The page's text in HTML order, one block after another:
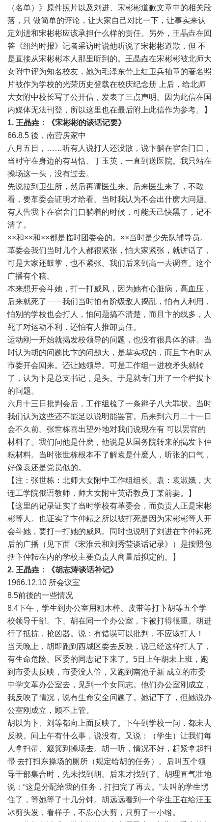
（名单）》原件照片以及刘进、宋彬彬道歉文章中的相关段
落，只 做简单的评论，让大家自己对比一下，让事实来认
定刘进和宋彬彬应该承担什么样的责任。另外，王晶垚在回
答《纽约时报》记者采访时说他听说了宋彬彬道歉，但 不
是直接从宋彬彬本人那里听到的。王晶垚在宋彬彬被北师大
女附中评为知名校友，她为毛泽东带上红卫兵袖章的著名照
片被作为学校的光荣历史登载在校庆纪念册 上后，给北师
大女附中校长写了公开信，发表了三点声明。因为此信在国
内媒体无法刊登，所以这里也在最后附上此信作为参考。】
1. 王晶垚 ：《宋彬彬的谈话记要》
66.8.5 後，南营房家中
八月五日，……听有人说打人还没散，说卞躺在宿舍门口，
当时守在身边的有马恬、丁玉英，一直到送医院。我只站在
操场这一头，没有过去。
先说拉到卫生所，然后再请医生来。后来医生来了，不敢
看，要革委会证明才给看。当时我认为不会出什麽大问题。
有人告我卞在宿舍门口躺着的时候，可能天己快黑了，记不
清了。
××和××和××都是临时团委会的。××当时是少先队辅导员。
革委会我们当时几个人都很紧张，怕大家紧张，就讲话了，
可是大家还鼓掌，也不紧张。我们后来到高一去调查。这个
广播有个稿。
本来想开会斗她，打一打威风，因为她有心脏病，高血压，
后来就死了——我们当时怕有阶级敌人捣乱，怕有人利用，
怕别的学校也会打人，怕问题搞不清楚，而且卞的线多，人
死了对运动不利，还怕有人推卸责任。
运动刚一开始就揭发校领导的问题，也没有很具体的讲。当
时认为胡的问题比卞的问题大，是掌实权的，而且卞有时从
市委开会回来。还让她领导。可是工作组一进校矛头就转
了，认为卞是总支书记，是头。于是就专门开了一个栏揭卞
的问题。
六月十三日批判会后，工作组梳了一条辫子八大罪状。当时
我们认为这些还不能足以说明能罢官。后来到六月二十一日
会不久前。张世栋喜出望外地对我们说现在有 可以罢官的
材料了。我们问他是什麽，他说是从国务院转来的揭发卞仲
耘材料。当时张世栋根本不了解袁是什麽人，听张的口气，
好像袁还是党员似的。
【注：张世栋：北师大女附中工作组组长。袁：袁淑娥，大
连工学院俄语教师，师大女附中英语教员丁某前妻。】
【这里的记录证实了当时学校有革委会，而负责人正是宋彬
彬等人。也证实了卞仲耘之所以被打死是因为宋彬彬等人开
会斗她，要打一打她的威风。同时也说明了刘进在卞仲耘死
后的广播（见下面《宋淮云和刘秀莹谈话记录》）是按照包
括卞仲耘在内的学校主要负责人商量后拟定的。】
2. 王晶垚：《胡志涛谈话补记》
1966.12.10 所会议室
8.5前後的一些情况
8.4下午，学生到办公室用粗木棒、皮带等打卞胡等五个学
校领导干部。卞、胡在同一个办公室，卞被打得很重。胡进
行了抵抗，抢凶器。说：有错误可以批判，不应该打人！
当天晚上，胡即跑到西城区委去反映，说已经这样打人了，
有生命危险。区委的同志记下来了。5日上午胡未上班，跑
到市委去反映，市委没人管，又跑到南池子新 成立的市委
中学文革办公室去，见到一个女同志。他们办公室刚成立，
我反映了情况，说有生命安全问题了。她记下了，但她说办
公室刚成立，顾不上管。
胡以为卞、刘等都向上面反映了。下午到学校一问，都未去
反映。问上午有什么事，说没有。又说：（学生）让我们每
人拿扫帚、簸箕到操场去。胡一听，情况不好，赶紧拿起扫
帚 去打扫东操场的厕所（规定给胡的任务）。后叫五个领
导干部集合时，先未找到胡。后来才找到了。胡理直气壮地
说：“这是分配给我的任务，打扫完了再去。”去叫的学生愣
住了，等她等了十几分钟。胡远远看到一个学生正在给汪玉
冰剪头发，看样子，不忍心大剪，只剪了一小绺。